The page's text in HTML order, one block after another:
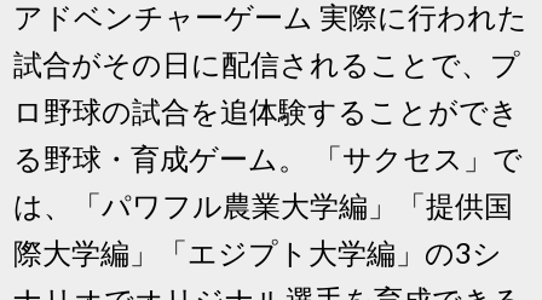
アドベンチャーゲーム 実際に行われた
試合がその日に配信されることで、プ
ロ野球の試合を追体験することができ
る野球・育成ゲーム。 「サクセス」で
は、「パワフル農業大学編」「提供国
際大学編」「エジプト大学編」の3シ